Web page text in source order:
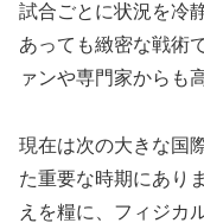
試合ごとに状況を冷
あっても緻密な戦術
ァンや専門家からも
現在は次の大きな国
た重要な時期にあり
えを糧に、フィジカ